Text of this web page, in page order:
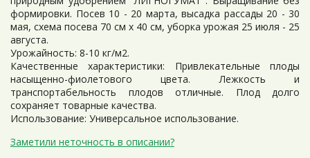
формировки. Посев 10 - 20 марта, высадка рассады 20 - 30
мая, схема посева 70 см х 40 см, уборка урожая 25 июля - 25
августа.
Урожайность: 8-10 кг/м2.
Качественные характеристики: Привлекательные плоды
насыщенно-фиолетового цвета. Лежкость и
транспортабельность плодов отличные. Плод долго
сохраняет товарные качества.
Использование: Универсальное использование.
Заметили неточность в описании?